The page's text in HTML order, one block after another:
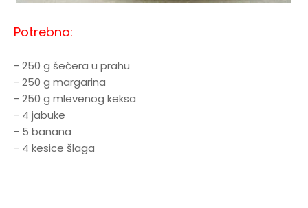
Potrebno:
- 250 g šećera u prahu
- 250 g margarina
- 250 g mlevenog keksa
- 4 jabuke
- 5 banana
- 4 kesice šlaga